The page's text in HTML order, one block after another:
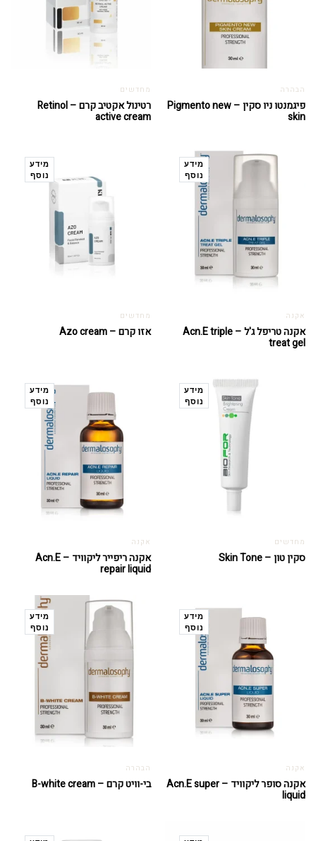
הבהרה
פיגמנטו ניו סקין – Pigmento new
skin
מחדשים
רטינול אקטיב קרם – Retinol
active cream
מידע
נוסף
אקנה
אקנה טריפל ג'ל – Acn.E triple
treat gel
מידע
נוסף
מחדשים
אזו קרם – Azo cream
מידע
נוסף
מחדשים
סקין טון – Skin Tone
מידע
נוסף
אקנה
אקנה ריפייר ליקוויד – Acn.E
repair liquid
מידע
נוסף
אקנה
אקנה סופר ליקוויד – Acn.E super
liquid
מידע
נוסף
הבהרה
בי-וויט קרם – B-white cream